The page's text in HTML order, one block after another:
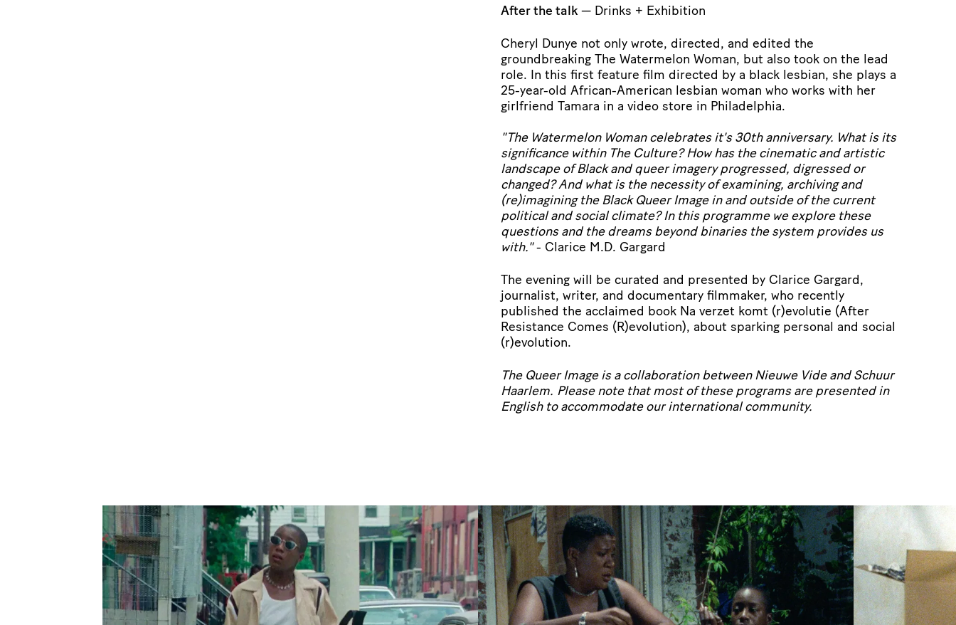
After the talk — Drinks + Exhibition
Cheryl Dunye not only wrote, directed, and edited the
groundbreaking The Watermelon Woman, but also took on the lead
role. In this first feature film directed by a black lesbian, she plays a
25-year-old African-American lesbian woman who works with her
girlfriend Tamara in a video store in Philadelphia.
"The Watermelon Woman celebrates it's 30th anniversary. What is its
significance within The Culture? How has the cinematic and artistic
landscape of Black and queer imagery progressed, digressed or
changed? And what is the necessity of examining, archiving and
(re)imagining the Black Queer Image in and outside of the current
political and social climate? In this programme we explore these
questions and the dreams beyond binaries the system provides us
with."- Clarice M.D. Gargard
The evening will be curated and presented by Clarice Gargard,
journalist, writer, and documentary filmmaker, who recently
published the acclaimed book Na verzet komt (r)evolutie (After
Resistance Comes (R)evolution), about sparking personal and social
(r)evolution.
The Queer Image is a collaboration between Nieuwe Vide and Schuur
Haarlem. Please note that most of these programs are presented in
English to accommodate our international community.